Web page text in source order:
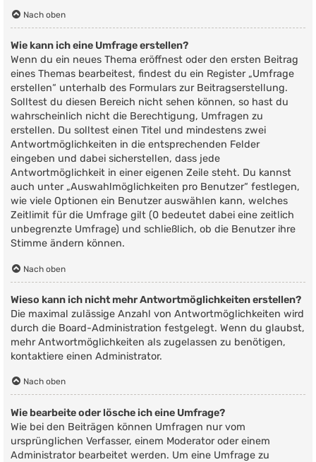
Nach oben
Wie kann ich eine Umfrage erstellen?
Wenn du ein neues Thema eröffnest oder den ersten Beitrag
eines Themas bearbeitest, findest du ein Register „Umfrage
erstellen“ unterhalb des Formulars zur Beitragserstellung.
Solltest du diesen Bereich nicht sehen können, so hast du
wahrscheinlich nicht die Berechtigung, Umfragen zu
erstellen. Du solltest einen Titel und mindestens zwei
Antwortmöglichkeiten in die entsprechenden Felder
eingeben und dabei sicherstellen, dass jede
Antwortmöglichkeit in einer eigenen Zeile steht. Du kannst
auch unter „Auswahlmöglichkeiten pro Benutzer“ festlegen,
wie viele Optionen ein Benutzer auswählen kann, welches
Zeitlimit für die Umfrage gilt (0 bedeutet dabei eine zeitlich
unbegrenzte Umfrage) und schließlich, ob die Benutzer ihre
Stimme ändern können.
Nach oben
Wieso kann ich nicht mehr Antwortmöglichkeiten erstellen?
Die maximal zulässige Anzahl von Antwortmöglichkeiten wird
durch die Board-Administration festgelegt. Wenn du glaubst,
mehr Antwortmöglichkeiten als zugelassen zu benötigen,
kontaktiere einen Administrator.
Nach oben
Wie bearbeite oder lösche ich eine Umfrage?
Wie bei den Beiträgen können Umfragen nur vom
ursprünglichen Verfasser, einem Moderator oder einem
Administrator bearbeitet werden. Um eine Umfrage zu